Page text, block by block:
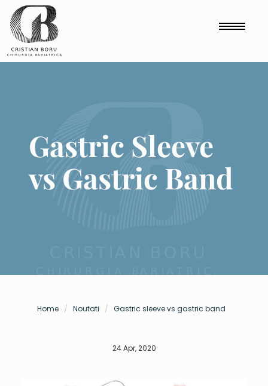
Gastric Sleeve vs Gastric Band - mergi la pagina
Gastric Sleeve
vs Gastric Band
Home Noutati Gastric sleeve vs gastric band
24 Apr, 2020